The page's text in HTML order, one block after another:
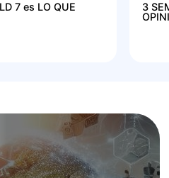
7 es LO QUE
3